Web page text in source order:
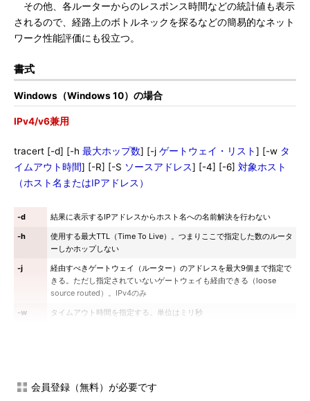
その他、各ルーターからのレスポンス時間などの統計値も表示
されるので、経路上のボトルネックを探るなどの簡易的なネット
ワーク性能評価にも役立つ。
書式
Windows（Windows 10）の場合
IPv4/v6兼用
tracert [-d] [-h 最大ホップ数] [-j ゲートウェイ・リスト] [-w タ
イムアウト時間] [-R] [-S ソースアドレス] [-4] [-6] 対象ホスト
（ホスト名またはIPアドレス）
-d
結果に表示するIPアドレスからホスト名への名前解決を行わない
-h
使用する最大TTL（Time To Live）。つまりここで指定した数のルータ
ーしかホップしない
-j
経由すべきゲートウェイ（ルーター）のアドレスを最大9個まで指定で
きる。ただし指定されていないゲートウェイも経由できる（loose
source routed）。IPv4のみ
-w
タイムアウト時間を指定する。単位はミリ秒
IPv4の使用を強制する
会員登録（無料）が必要です